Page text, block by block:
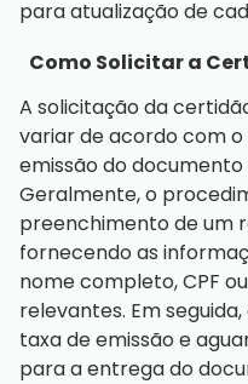
para atualização de
Como Solicitar a
A solicitação da
variar de acordo com
emissão do documento
Geralmente, o
preenchimento de um
fornecendo as
nome completo, CPF
relevantes. Em
taxa de emissão e
para a entrega do